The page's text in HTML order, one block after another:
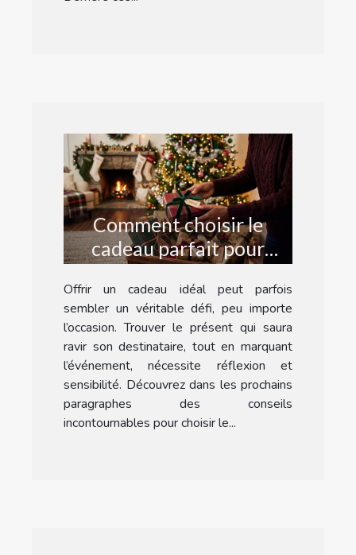
Comment choisir le
cadeau parfait pour
chaque occasion ?
Offrir un cadeau idéal peut parfois
sembler un véritable défi, peu importe
l’occasion. Trouver le présent qui saura
ravir son destinataire, tout en marquant
l’événement, nécessite réflexion et
sensibilité. Découvrez dans les prochains
paragraphes des conseils
incontournables pour choisir le...